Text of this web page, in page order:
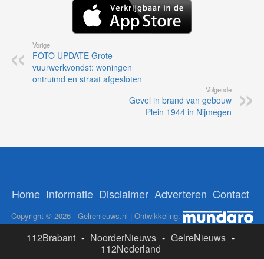
Vorige
FOTO UPDATE Grote
vuurwerkvondst: woningen
ontruimd en straat afgesloten
Volgende
Gevel in brand van gebouw
Plein 1944 in Nijmegen
Home Informatie Disclaimer Adverteren Contact
Copyright © 2026 - Gelrenieuws.nl | Ontwikkeling:
112Brabant - NoorderNieuws - GelreNieuws -
112Nederland